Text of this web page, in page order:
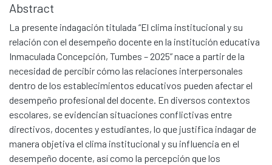
Abstract
La presente indagación titulada “El clima institucional y su
relación con el desempeño docente en la institución educativa
Inmaculada Concepción, Tumbes – 2025” nace a partir de la
necesidad de percibir cómo las relaciones interpersonales
dentro de los establecimientos educativos pueden afectar el
desempeño profesional del docente. En diversos contextos
escolares, se evidencian situaciones conflictivas entre
directivos, docentes y estudiantes, lo que justifica indagar de
manera objetiva el clima institucional y su influencia en el
desempeño docente, así como la percepción que los